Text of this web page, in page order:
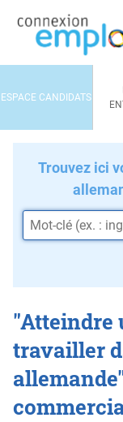
ESPACE CANDIDATS
Trouvez ici
"Atteindre
travailler